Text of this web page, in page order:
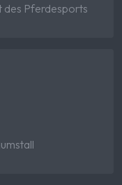
des Pferdesports